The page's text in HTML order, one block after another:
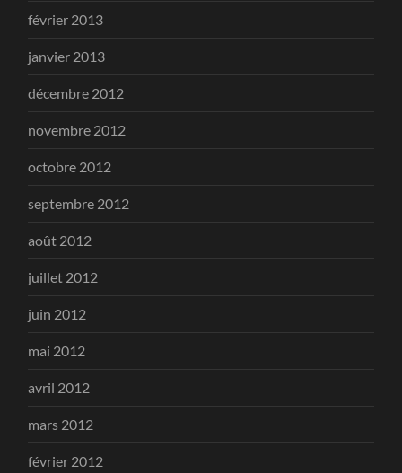
février 2013
janvier 2013
décembre 2012
novembre 2012
octobre 2012
septembre 2012
août 2012
juillet 2012
juin 2012
mai 2012
avril 2012
mars 2012
février 2012